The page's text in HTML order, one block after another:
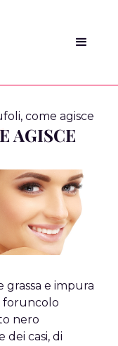
come agisce
AGISCE
grassa e impura
foruncolo
nero
casi, di